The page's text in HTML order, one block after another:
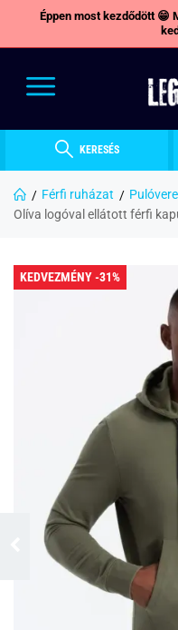
Éppen most kezdődött 😁
KERESÉS
Férfi ruházat
Olíva logóval ellátott férfi
KEDVEZMÉNY -31%